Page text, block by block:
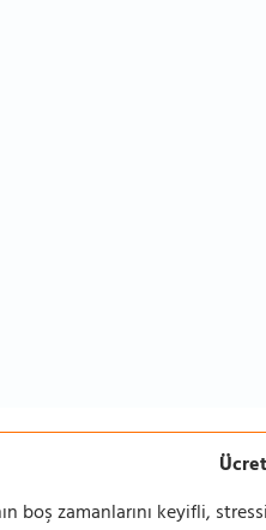
boş zamanlarını keyifli,